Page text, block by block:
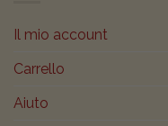
Il mio account
Carrello
Aiuto